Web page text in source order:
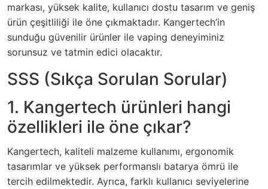
markası, yüksek kalite, kullanıcı dostu tasarım ve geniş
ürün çeşitliliği ile öne çıkmaktadır. Kangertech’in
sunduğu güvenilir ürünler ile vaping deneyiminiz
sorunsuz ve tatmin edici olacaktır.
SSS (Sıkça Sorulan Sorular)
1. Kangertech ürünleri hangi
özellikleri ile öne çıkar?
Kangertech, kaliteli malzeme kullanımı, ergonomik
tasarımlar ve yüksek performanslı batarya ömrü ile
tercih edilmektedir. Ayrıca, farklı kullanıcı seviyelerine